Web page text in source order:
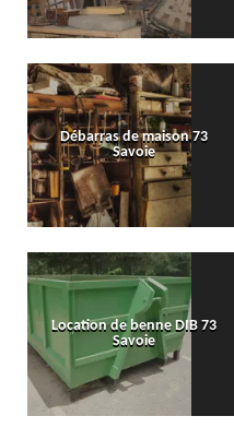
Débarras de maison 73
Savoie
Location de benne DIB 73
Savoie